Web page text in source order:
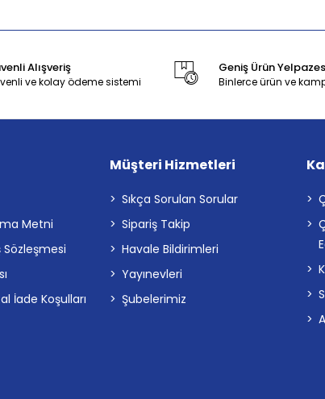
Alışveriş
ve kolay ödeme sistemi
Geniş Ürün
Binlerce ürün ve
Metni
Sözleşmesi
İade Koşulları
Müşteri Hizmetleri
Sıkça Sorulan Sorular
Sipariş Takip
Havale Bildirimleri
Yayınevleri
Şubelerimiz